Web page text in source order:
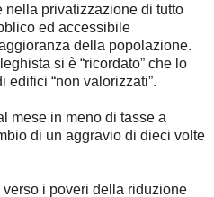
nella privatizzazione di tutto
ed accessibile
della popolazione.
si è “ricordato” che lo
“non valorizzati”.
mese in meno di tasse a
di un aggravio di dieci volte
i poveri della riduzione